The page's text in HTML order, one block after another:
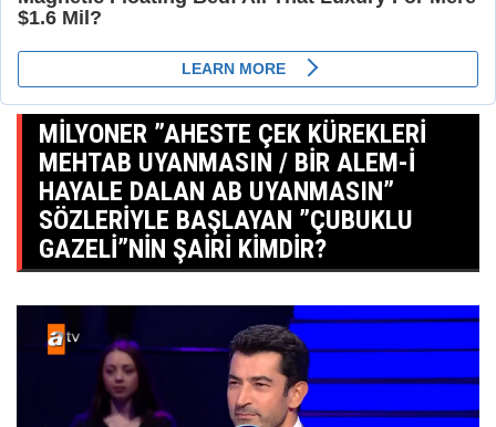
MILYONER ”AHESTE ÇEK KÜREKLERI
MEHTAB UYANMASIN / BIR ALEM-I
HAYALE DALAN AB UYANMASIN”
SÖZLERIYLE BAŞLAYAN ”ÇUBUKLU
GAZELI”NIN ŞAIRI KIMDIR?